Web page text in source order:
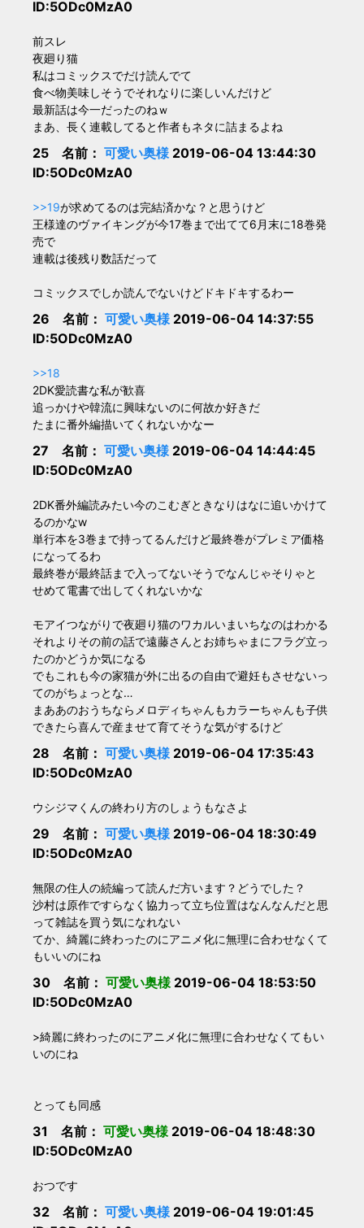
ID:5ODc0MzA0
前スレ
夜廻り猫
私はコミックスでだけ読んでて
食べ物美味しそうでそれなりに楽しいんだけど
最新話は今一だったのねｗ
まあ、長く連載してると作者もネタに詰まるよね
25 名前： 可愛い奥様2019-06-04 13:44:30
ID:5ODc0MzA0
>>19が求めてるのは完結済かな？と思うけど
王様達のヴァイキングが今17巻まで出てて6月末に18巻発
売で
連載は後残り数話だって
コミックスでしか読んでないけどドキドキするわー
26 名前： 可愛い奥様2019-06-04 14:37:55
ID:5ODc0MzA0
>>18
2DK愛読書な私が歓喜
追っかけや韓流に興味ないのに何故か好きだ
たまに番外編描いてくれないかなー
27 名前： 可愛い奥様2019-06-04 14:44:45
ID:5ODc0MzA0
2DK番外編読みたい今のこむぎときなりはなに追いかけて
るのかなw
単行本を3巻まで持ってるんだけど最終巻がプレミア価格
になってるわ
最終巻が最終話まで入ってないそうでなんじゃそりゃと
せめて電書で出してくれないかな
モアイつながりで夜廻り猫のワカルいまいちなのはわかる
それよりその前の話で遠藤さんとお姉ちゃまにフラグ立っ
たのかどうか気になる
でもこれも今の家猫が外に出るの自由で避妊もさせないっ
てのがちょっとな…
まああのおうちならメロディちゃんもカラーちゃんも子供
できたら喜んで産ませて育てそうな気がするけど
28 名前： 可愛い奥様2019-06-04 17:35:43
ID:5ODc0MzA0
ウシジマくんの終わり方のしょうもなさよ
29 名前： 可愛い奥様2019-06-04 18:30:49
ID:5ODc0MzA0
無限の住人の続編って読んだ方います？どうでした？
沙村は原作ですらなく協力って立ち位置はなんなんだと思
って雑誌を買う気になれない
てか、綺麗に終わったのにアニメ化に無理に合わせなくて
もいいのにね
30 名前： 可愛い奥様2019-06-04 18:53:50
ID:5ODc0MzA0
>綺麗に終わったのにアニメ化に無理に合わせなくてもい
いのにね
とっても同感
31 名前： 可愛い奥様2019-06-04 18:48:30
ID:5ODc0MzA0
おつです
32 名前： 可愛い奥様2019-06-04 19:01:45